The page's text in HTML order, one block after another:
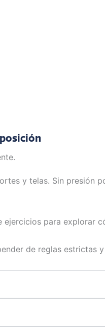
y telas. Sin
para explorar
de reglas estrictas